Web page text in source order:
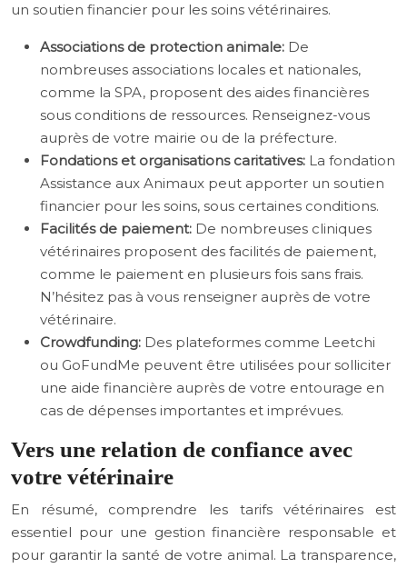
un soutien financier pour les soins vétérinaires.
Associations de protection animale: De
nombreuses associations locales et nationales,
comme la SPA, proposent des aides financières
sous conditions de ressources. Renseignez-vous
auprès de votre mairie ou de la préfecture.
Fondations et organisations caritatives: La fondation
Assistance aux Animaux peut apporter un soutien
financier pour les soins, sous certaines conditions.
Facilités de paiement: De nombreuses cliniques
vétérinaires proposent des facilités de paiement,
comme le paiement en plusieurs fois sans frais.
N’hésitez pas à vous renseigner auprès de votre
vétérinaire.
Crowdfunding: Des plateformes comme Leetchi
ou GoFundMe peuvent être utilisées pour solliciter
une aide financière auprès de votre entourage en
cas de dépenses importantes et imprévues.
Vers une relation de confiance avec
votre vétérinaire
En résumé, comprendre les tarifs vétérinaires est
essentiel pour une gestion financière responsable et
pour garantir la santé de votre animal. La transparence,